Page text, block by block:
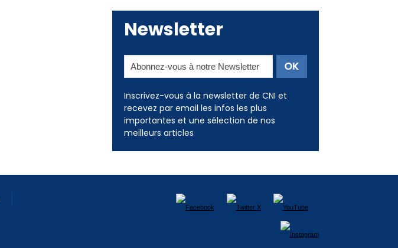
Newsletter
Inscrivez-vous à la newsletter de CNI et
recevez par email les infos les plus
importantes et une sélection de nos
meilleurs articles